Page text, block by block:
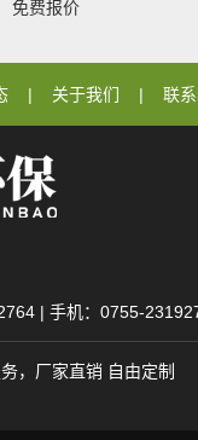
免费报价
关于我们 联
| 手机：0755-
，厂家直销 自由定制